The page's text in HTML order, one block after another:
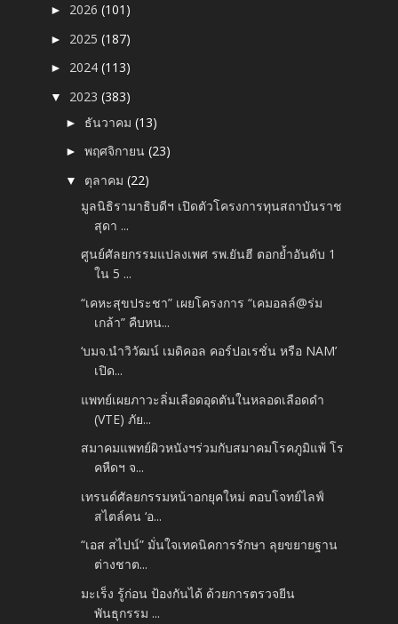
► 2026(101)
► 2025(187)
► 2024(113)
▼ 2023(383)
► ธันวาคม(13)
►พฤศจิกายน(23)
▼ ตุลาคม(22)
มูลนิธิรามาธิบดีฯ เปิดตัวโครงการทุนสถาบันราช
สุดา ...
ศูนย์ศัลยกรรมแปลงเพศ รพ.ยันฮี ตอกย้ำอันดับ 1
ใน 5 ...
“เคหะสุขประชา” เผยโครงการ “เคมอลล์@ร่ม
เกล้า” คืบหน...
‘บมจ.นำวิวัฒน์ เมดิคอล คอร์ปอเรชั่น หรือ NAM’
เปิด...
แพทย์เผยภาวะลิ่มเลือดอุดตันในหลอดเลือดดำ
(VTE) ภัย...
สมาคมแพทย์ผิวหนังฯร่วมกับสมาคมโรคภูมิแพ้ โร
คหืดฯ จ...
เทรนด์ศัลยกรรมหน้าอกยุคใหม่ ตอบโจทย์ไลฟ์
สไตล์คน ‘อ...
“เอส สไปน์” มั่นใจเทคนิคการรักษา ลุยขยายฐาน
ต่างชาต...
มะเร็ง รู้ก่อน ป้องกันได้ ด้วยการตรวจยีน
พันธุกรรม ...